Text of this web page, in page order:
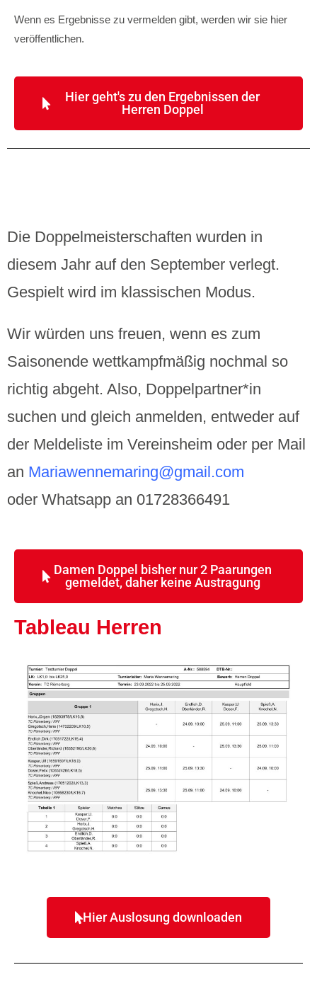
Wenn es Ergebnisse zu vermelden gibt, werden wir sie hier
veröffentlichen.
Hier geht's zu den Ergebnissen der
Herren Doppel
Die Doppelmeisterschaften wurden in
diesem Jahr auf den September verlegt.
Gespielt wird im klassischen Modus.
Wir würden uns freuen, wenn es zum
Saisonende wettkampfmäßig nochmal so
richtig abgeht. Also, Doppelpartner*in
suchen und gleich anmelden, entweder auf
der Meldeliste im Vereinsheim oder per Mail
an Mariawennemaring@gmail.com
oder Whatsapp an 01728366491
Damen Doppel bisher nur 2 Paarungen
gemeldet, daher keine Austragung
Tableau Herren
Hier Auslosung downloaden